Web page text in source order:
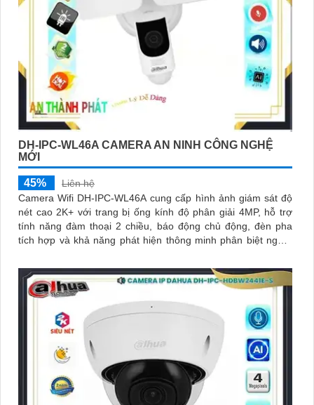
DH-IPC-WL46A CAMERA AN NINH CÔNG NGHỆ
MỚI
45%
Liên hệ
Camera Wifi DH-IPC-WL46A cung cấp hình ảnh giám sát độ
nét cao 2K+ với trang bị ống kính độ phân giải 4MP, hỗ trợ
tính năng đàm thoại 2 chiều, báo động chủ động, đèn pha
tích hợp và khả năng phát hiện thông minh phân biệt người
quan sát an ninh ngoài trời thì camera Dahua DH-IPC-WL46A
chính là sự lựa chọn vô cùng phù hợpCamera an ninh không
dây DH-IPC-WL46A là lựa chọn lý tưởng để bảo vệ ngôi nhà
hoặc văn phòng của bạn